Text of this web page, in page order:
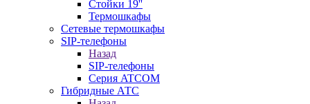
Стойки 19''
Термошкафы
Сетевые термошкафы
SIP-телефоны
Назад
SIP-телефоны
Серия ATCOM
Гибридные АТС